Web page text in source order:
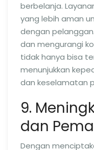
berbelanja.
yang lebih aman
dengan
dan mengurangi
tidak hanya bisa
menunjukkan
dan keselamatan
9.
dan
Dengan